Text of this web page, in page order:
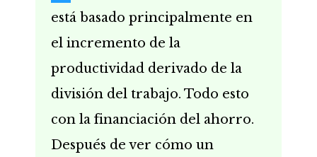
está basado principalmente en
el incremento de la
productividad derivado de la
división del trabajo. Todo esto
con la financiación del ahorro.
Después de ver cómo un